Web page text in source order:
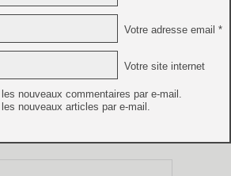
Votre adresse email *
Votre site internet
nouveaux commentaires par e-mail.
nouveaux articles par e-mail.